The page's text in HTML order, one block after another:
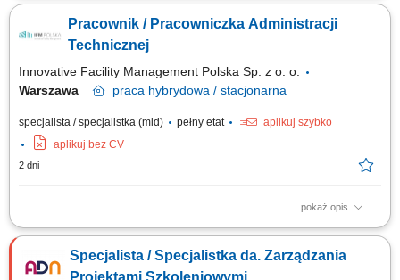
zajęć Kierownictwa Departamentu. Organizacja zagranicznych podróży
służbowych Kierownictwa Departamentu. Obsługa interesantów,
Pracownik / Pracowniczka Administracji
Technicznej
Innovative Facility Management Polska Sp. z o. o.
Warszawa
praca hybrydowa / stacjonarna
specjalista / specjalistka (mid) pełny etat
aplikuj szybko
aplikuj bez CV
2 dni
pokaż opis
Opis stanowiska Koordynowanie dokumentacji związanej z działalnością
obowiązującymi wymaganiami. Planowanie terminów przeglądów oraz
kontrola ich realizacji. Współpraca z zespołem technicznym i innymi
Specjalista / Specjalistka da. Zarządzania
Projektami Szkoleniowymi